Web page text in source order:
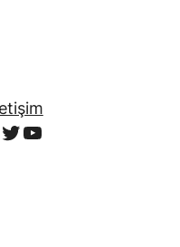
Twitter
YouTube